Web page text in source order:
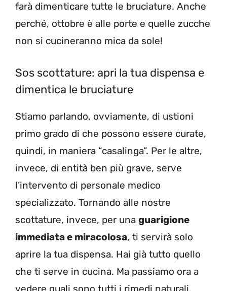
farà dimenticare tutte le bruciature. Anche
perché, ottobre è alle porte e quelle zucche
non si cucineranno mica da sole!
Sos scottature: apri la tua dispensa e
dimentica le bruciature
Stiamo parlando, ovviamente, di ustioni
primo grado di che possono essere curate,
quindi, in maniera “casalinga”. Per le altre,
invece, di entità ben più grave, serve
l’intervento di personale medico
specializzato. Tornando alle nostre
scottature, invece, per una guarigione
immediata e miracolosa, ti servirà solo
aprire la tua dispensa. Hai già tutto quello
che ti serve in cucina. Ma passiamo ora a
vedere quali sono tutti i rimedi naturali.